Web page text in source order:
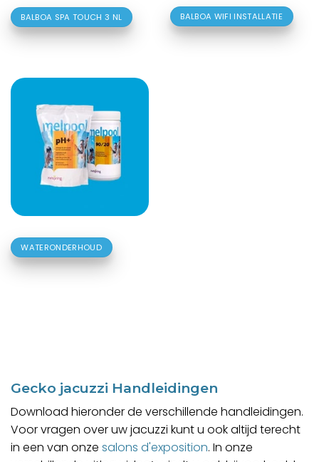
BALBOA SPA TOUCH 3 NL BALBOA WIFI INSTALLATIE
WATERONDERHOUD
Gecko jacuzzi Handleidingen
Download hieronder de verschillende handleidingen.
Voor vragen over uw jacuzzi kunt u ook altijd terecht
in een van onze salons d'exposition. In onze